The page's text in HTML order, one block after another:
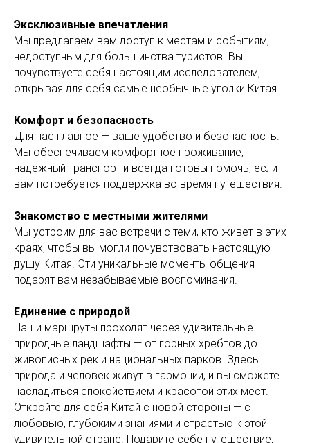
Эксклюзивные впечатления
Мы предлагаем вам доступ к местам и событиям,
недоступным для большинства туристов. Вы
почувствуете себя настоящим исследователем,
открывая для себя самые необычные уголки Китая.
Комфорт и безопасность
Для нас главное — ваше удобство и безопасность.
Мы обеспечиваем комфортное проживание,
надежный транспорт и всегда готовы помочь, если
вам потребуется поддержка во время путешествия.
Знакомство с местными жителями
Мы устроим для вас встречи с теми, кто живет в этих
краях, чтобы вы могли почувствовать настоящую
душу Китая. Эти уникальные моменты общения
подарят вам незабываемые воспоминания.
Единение с природой
Наши маршруты проходят через удивительные
природные ландшафты — от горных хребтов до
живописных рек и национальных парков. Здесь
природа и человек живут в гармонии, и вы сможете
насладиться спокойствием и красотой этих мест.
Откройте для себя Китай с новой стороны — с
любовью, глубокими знаниями и страстью к этой
удивительной стране. Подарите себе путешествие,